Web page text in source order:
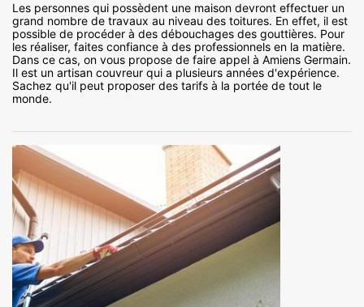
Les personnes qui possèdent une maison devront effectuer un
grand nombre de travaux au niveau des toitures. En effet, il est
possible de procéder à des débouchages des gouttières. Pour
les réaliser, faites confiance à des professionnels en la matière.
Dans ce cas, on vous propose de faire appel à Amiens Germain.
Il est un artisan couvreur qui a plusieurs années d'expérience.
Sachez qu'il peut proposer des tarifs à la portée de tout le
monde.